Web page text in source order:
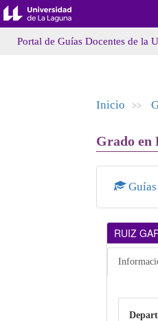
Portal de Guías Docentes de la
Inicio >>
Grado en
Guías
RUIZ